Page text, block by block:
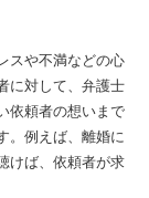
スや不満などの心
に対して、弁護士
依頼者の想いまで
。例えば、離婚に
けば、依頼者が求